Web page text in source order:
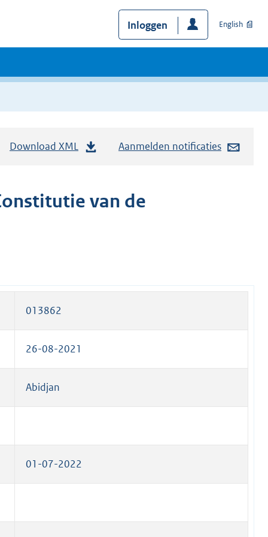
Inloggen English
Download XML Aanmelden notificaties
van de
013862
26-08-2021
Abidjan
01-07-2022